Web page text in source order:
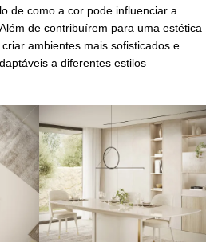
de como a cor pode influenciar a
de contribuírem para uma estética
ambientes mais sofisticados e
a diferentes estilos